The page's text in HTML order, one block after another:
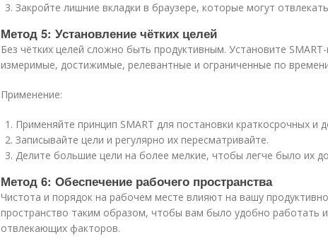
Закройте лишние вкладки в браузере, которые могут
Метод 5: Установление чётких целей
Без чётких целей сложно быть продуктивным. Установите
измеримые, достижимые, релевантные и ограниченные по
Применение:
Применяйте принцип SMART для постановки краткосрочных и
Записывайте цели и регулярно их пересматривайте.
Делите большие цели на более мелкие, чтобы легче было их
Метод 6: Обеспечение рабочего пространства
Чистота и порядок на рабочем месте влияют на вашу
пространство таким образом, чтобы вам было удобно работать
отвлекающих факторов.